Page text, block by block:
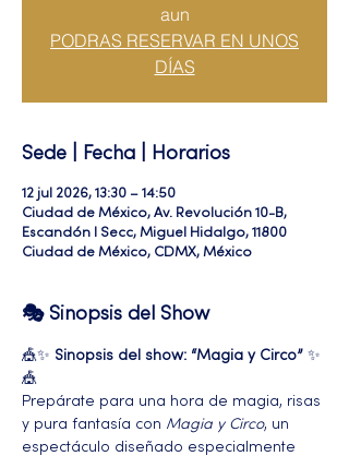
aun
PODRAS RESERVAR EN UNOS
DÍAS
Sede | Fecha | Horarios
12 jul 2026, 13:30 – 14:50
Ciudad de México, Av. Revolución 10-B,
Escandón I Secc, Miguel Hidalgo, 11800
Ciudad de México, CDMX, México
🎭 Sinopsis del Show
🎪✨ Sinopsis del show: “Magia y Circo” ✨
🎪
Prepárate para una hora de magia, risas
y pura fantasía con Magia y Circo, un
espectáculo diseñado especialmente